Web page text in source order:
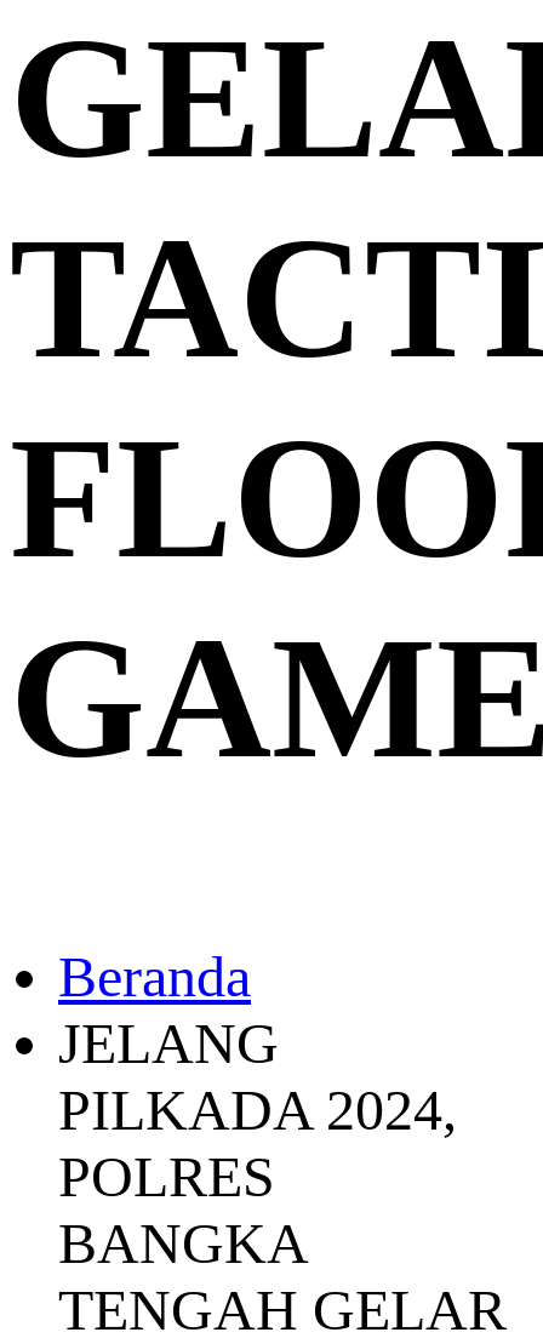
Beranda
JELANG
PILKADA 2024,
POLRES
BANGKA
TENGAH GELAR